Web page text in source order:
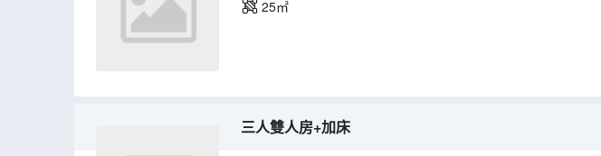
25㎡
三人雙人房+加床